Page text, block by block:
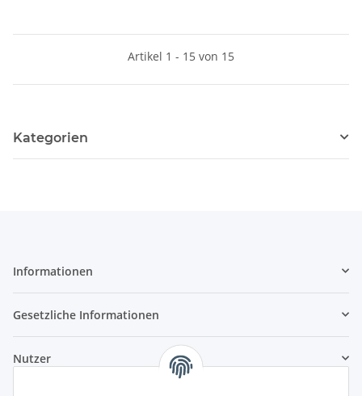
Artikel 1 - 15 von 15
Kategorien
Informationen
Gesetzliche Informationen
Nutzer